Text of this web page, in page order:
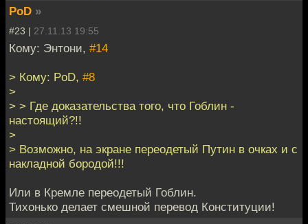
PoD »
#23 | 27.11.13 19:55
Кому: Энтони, #14
> Кому: PoD, #8
>
> > Где доказательства того, что Гоблин -
настоящий?!!
>
> Возможно, на экране переодетый Путин в очках и с
накладной бородой!!!
Или в Кремле переодетый Гоблин.
Тихонько делает смешной перевод Конституции!